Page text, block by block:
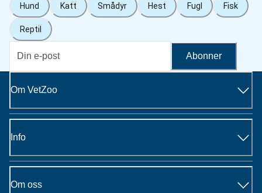
Hund Katt Smådyr Hest Fugl Fisk
Reptil
Abonner
Om VetZoo
Info
Om oss